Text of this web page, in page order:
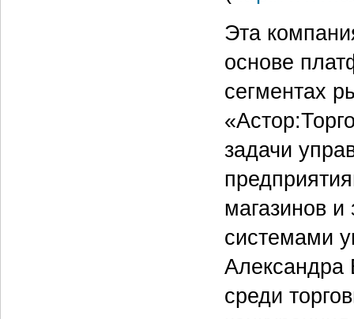
Эта
основе
сегментах
задачи
магазинов
системами
Александра
среди